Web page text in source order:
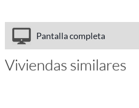
Pantalla completa
Viviendas similares